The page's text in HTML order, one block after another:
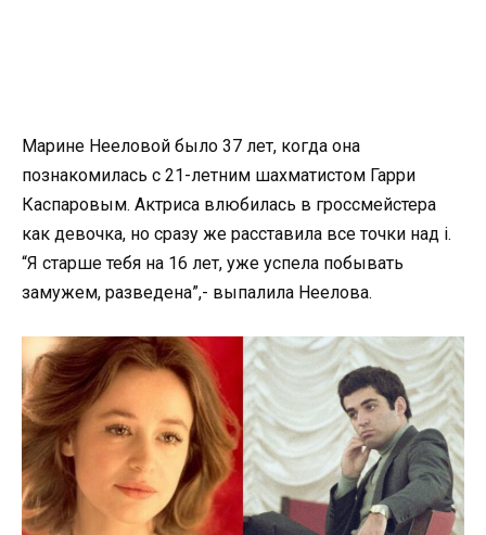
Марине Нееловой было 37 лет, когда она
познакомилась с 21-летним шахматистом Гарри
Каспаровым. Актриса влюбилась в гроссмейстера
как девочка, но сразу же расставила все точки над i.
“Я старше тебя на 16 лет, уже успела побывать
замужем, разведена”,- выпалила Неелова.